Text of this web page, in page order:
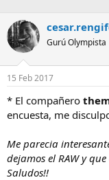
Gurú Olympista
15 Feb 2017
* El compañero
encuesta, me
Me parecia
dejamos el RAW y
Saludos!!